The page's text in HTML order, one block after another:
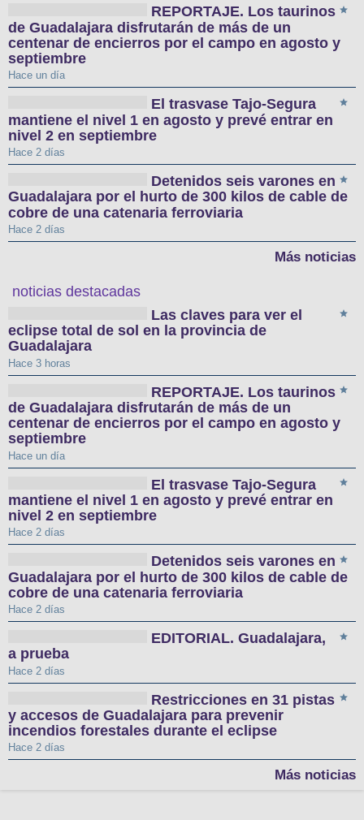
REPORTAJE. Los taurinos
de Guadalajara disfrutarán de más de un
centenar de encierros por el campo en agosto y
septiembre
Hace un día
El trasvase Tajo-Segura
mantiene el nivel 1 en agosto y prevé entrar en
nivel 2 en septiembre
Hace 2 días
Detenidos seis varones en
Guadalajara por el hurto de 300 kilos de cable de
cobre de una catenaria ferroviaria
Hace 2 días
Más noticias
noticias destacadas
Las claves para ver el
eclipse total de sol en la provincia de
Guadalajara
Hace 3 horas
REPORTAJE. Los taurinos
de Guadalajara disfrutarán de más de un
centenar de encierros por el campo en agosto y
septiembre
Hace un día
El trasvase Tajo-Segura
mantiene el nivel 1 en agosto y prevé entrar en
nivel 2 en septiembre
Hace 2 días
Detenidos seis varones en
Guadalajara por el hurto de 300 kilos de cable de
cobre de una catenaria ferroviaria
Hace 2 días
EDITORIAL. Guadalajara,
a prueba
Hace 2 días
Restricciones en 31 pistas
y accesos de Guadalajara para prevenir
incendios forestales durante el eclipse
Hace 2 días
Más noticias